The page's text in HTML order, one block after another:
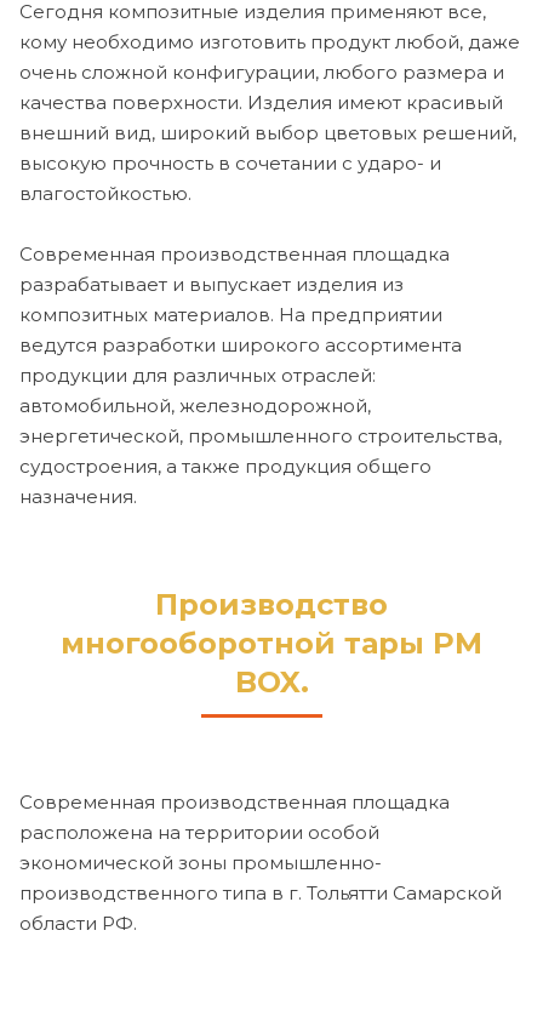
Сегодня композитные изделия применяют все,
кому необходимо изготовить продукт любой, даже
очень сложной конфигурации, любого размера и
качества поверхности. Изделия имеют красивый
внешний вид, широкий выбор цветовых решений,
высокую прочность в сочетании с ударо- и
влагостойкостью.
Cовременная производственная площадка
разрабатывает и выпускает изделия из
композитных материалов. На предприятии
ведутся разработки широкого ассортимента
продукции для различных отраслей:
автомобильной, железнодорожной,
энергетической, промышленного строительства,
судостроения, а также продукция общего
назначения.
Производство
многооборотной тары PM
BOX.
Cовременная производственная площадка
расположена на территории особой
экономической зоны промышленно-
производственного типа в г. Тольятти Самарской
области РФ.